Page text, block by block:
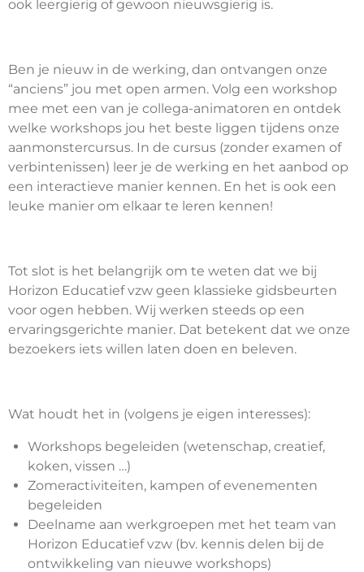
ook leergierig of gewoon nieuwsgierig is.
Ben je nieuw in de werking, dan ontvangen onze
“anciens” jou met open armen. Volg een workshop
mee met een van je collega-animatoren en ontdek
welke workshops jou het beste liggen tijdens onze
aanmonstercursus. In de cursus (zonder examen of
verbintenissen) leer je de werking en het aanbod op
een interactieve manier kennen. En het is ook een
leuke manier om elkaar te leren kennen!
Tot slot is het belangrijk om te weten dat we bij
Horizon Educatief vzw geen klassieke gidsbeurten
voor ogen hebben. Wij werken steeds op een
ervaringsgerichte manier. Dat betekent dat we onze
bezoekers iets willen laten doen en beleven.
Wat houdt het in (volgens je eigen interesses):
Workshops begeleiden (wetenschap, creatief,
koken, vissen …)
Zomeractiviteiten, kampen of evenementen
begeleiden
Deelname aan werkgroepen met het team van
Horizon Educatief vzw (bv. kennis delen bij de
ontwikkeling van nieuwe workshops)